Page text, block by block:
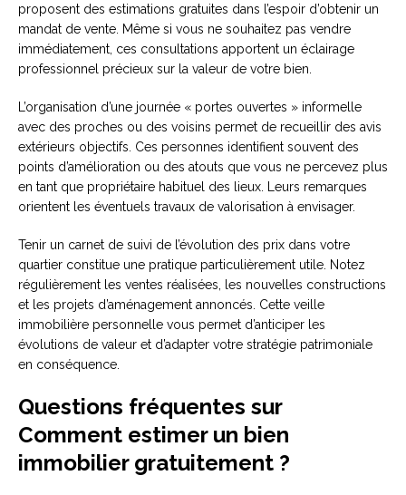
proposent des estimations gratuites dans l’espoir d’obtenir un
mandat de vente. Même si vous ne souhaitez pas vendre
immédiatement, ces consultations apportent un éclairage
professionnel précieux sur la valeur de votre bien.
L’organisation d’une journée « portes ouvertes » informelle
avec des proches ou des voisins permet de recueillir des avis
extérieurs objectifs. Ces personnes identifient souvent des
points d’amélioration ou des atouts que vous ne percevez plus
en tant que propriétaire habituel des lieux. Leurs remarques
orientent les éventuels travaux de valorisation à envisager.
Tenir un carnet de suivi de l’évolution des prix dans votre
quartier constitue une pratique particulièrement utile. Notez
régulièrement les ventes réalisées, les nouvelles constructions
et les projets d’aménagement annoncés. Cette veille
immobilière personnelle vous permet d’anticiper les
évolutions de valeur et d’adapter votre stratégie patrimoniale
en conséquence.
Questions fréquentes sur
Comment estimer un bien
immobilier gratuitement ?